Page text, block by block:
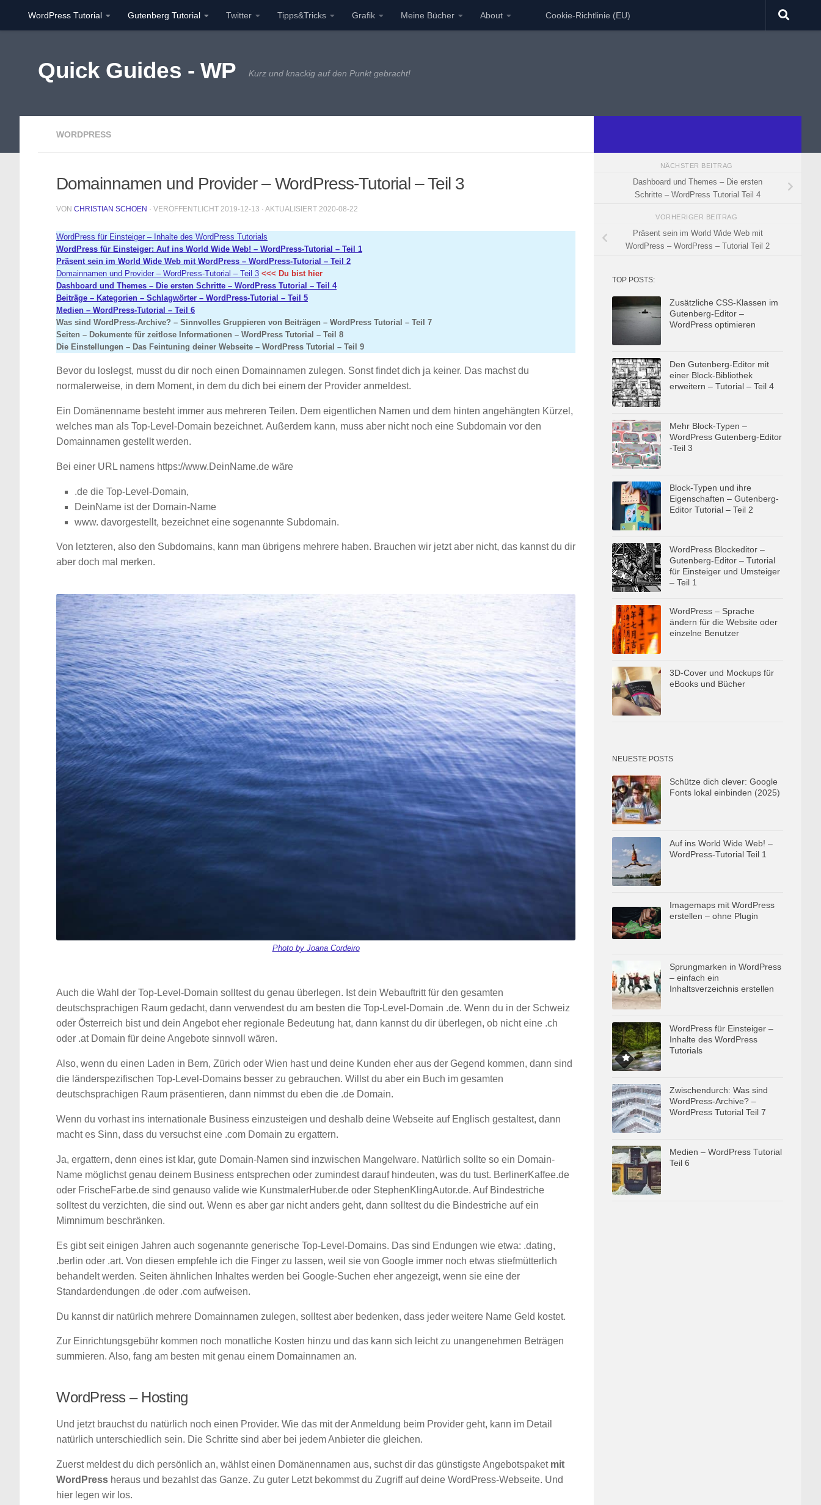
Unter dem Inhalt
WordPress Tutorial Gutenberg Tutorial Twitter Tipps&Tricks Grafik Meine Bücher About Cookie-Richtlinie (EU)
Quick Guides - WP Kurz und knackig auf den Punkt gebracht!
WORDPRESS
Domainnamen und Provider – WordPress-Tutorial – Teil 3
VON CHRISTIAN SCHOEN · VERÖFFENTLICHT 2019-12-13 · AKTUALISIERT 2020-08-22
WordPress für Einsteiger – Inhalte des WordPress Tutorials
WordPress für Einsteiger: Auf ins World Wide Web! – WordPress-Tutorial – Teil 1
Präsent sein im World Wide Web mit WordPress – WordPress-Tutorial – Teil 2
Domainnamen und Provider – WordPress-Tutorial – Teil 3 <<< Du bist hier
Dashboard und Themes – Die ersten Schritte – WordPress Tutorial – Teil 4
Beiträge – Kategorien – Schlagwörter – WordPress-Tutorial – Teil 5
Medien – WordPress-Tutorial – Teil 6
Was sind WordPress-Archive? – Sinnvolles Gruppieren von Beiträgen – WordPress Tutorial – Teil 7
Seiten – Dokumente für zeitlose Informationen – WordPress Tutorial – Teil 8
Die Einstellungen – Das Feintuning deiner Webseite – WordPress Tutorial – Teil 9
Bevor du loslegst, musst du dir noch einen Domainnamen zulegen. Sonst findet dich ja keiner. Das machst du
normalerweise, in dem Moment, in dem du dich bei einem der Provider anmeldest.
Ein Domänenname besteht immer aus mehreren Teilen. Dem eigentlichen Namen und dem hinten angehängten Kürzel,
welches man als Top-Level-Domain bezeichnet. Außerdem kann, muss aber nicht noch eine Subdomain vor den
Domainnamen gestellt werden.
Bei einer URL namens https://www.DeinName.de wäre
.de die Top-Level-Domain,
DeinName ist der Domain-Name
www. davorgestellt, bezeichnet eine sogenannte Subdomain.
Von letzteren, also den Subdomains, kann man übrigens mehrere haben. Brauchen wir jetzt aber nicht, das kannst du dir
aber doch mal merken.
Photo by Joana Cordeiro
Auch die Wahl der Top-Level-Domain solltest du genau überlegen. Ist dein Webauftritt für den gesamten
deutschsprachigen Raum gedacht, dann verwendest du am besten die Top-Level-Domain .de. Wenn du in der Schweiz
oder Österreich bist und dein Angebot eher regionale Bedeutung hat, dann kannst du dir überlegen, ob nicht eine .ch
oder .at Domain für deine Angebote sinnvoll wären.
Also, wenn du einen Laden in Bern, Zürich oder Wien hast und deine Kunden eher aus der Gegend kommen, dann sind
die länderspezifischen Top-Level-Domains besser zu gebrauchen. Willst du aber ein Buch im gesamten
deutschsprachigen Raum präsentieren, dann nimmst du eben die .de Domain.
Wenn du vorhast ins internationale Business einzusteigen und deshalb deine Webseite auf Englisch gestaltest, dann
macht es Sinn, dass du versuchst eine .com Domain zu ergattern.
Ja, ergattern, denn eines ist klar, gute Domain-Namen sind inzwischen Mangelware. Natürlich sollte so ein Domain-
Name möglichst genau deinem Business entsprechen oder zumindest darauf hindeuten, was du tust. BerlinerKaffee.de
oder FrischeFarbe.de sind genauso valide wie KunstmalerHuber.de oder StephenKlingAutor.de. Auf Bindestriche
solltest du verzichten, die sind out. Wenn es aber gar nicht anders geht, dann solltest du die Bindestriche auf ein
Mimnimum beschränken.
Es gibt seit einigen Jahren auch sogenannte generische Top-Level-Domains. Das sind Endungen wie etwa: .dating,
.berlin oder .art. Von diesen empfehle ich die Finger zu lassen, weil sie von Google immer noch etwas stiefmütterlich
behandelt werden. Seiten ähnlichen Inhaltes werden bei Google-Suchen eher angezeigt, wenn sie eine der
Standardendungen .de oder .com aufweisen.
Du kannst dir natürlich mehrere Domainnamen zulegen, solltest aber bedenken, dass jeder weitere Name Geld kostet.
Zur Einrichtungsgebühr kommen noch monatliche Kosten hinzu und das kann sich leicht zu unangenehmen Beträgen
summieren. Also, fang am besten mit genau einem Domainnamen an.
WordPress – Hosting
Und jetzt brauchst du natürlich noch einen Provider. Wie das mit der Anmeldung beim Provider geht, kann im Detail
natürlich unterschiedlich sein. Die Schritte sind aber bei jedem Anbieter die gleichen.
Zuerst meldest du dich persönlich an, wählst einen Domänennamen aus, suchst dir das günstigste Angebotspaket mit
WordPress heraus und bezahlst das Ganze. Zu guter Letzt bekommst du Zugriff auf deine WordPress-Webseite. Und
hier legen wir los.
NÄCHSTER BEITRAG
Dashboard und Themes – Die ersten
Schritte – WordPress Tutorial Teil 4
VORHERIGER BEITRAG
Präsent sein im World Wide Web mit
WordPress – WordPress – Tutorial Teil 2
TOP POSTS:
Zusätzliche CSS-Klassen im
Gutenberg-Editor –
WordPress optimieren
Den Gutenberg-Editor mit
einer Block-Bibliothek
erweitern – Tutorial – Teil 4
Mehr Block-Typen –
WordPress Gutenberg-Editor
-Teil 3
Block-Typen und ihre
Eigenschaften – Gutenberg-
Editor Tutorial – Teil 2
WordPress Blockeditor –
Gutenberg-Editor – Tutorial
für Einsteiger und Umsteiger
– Teil 1
WordPress – Sprache
ändern für die Website oder
einzelne Benutzer
3D-Cover und Mockups für
eBooks und Bücher
NEUESTE POSTS
Schütze dich clever: Google
Fonts lokal einbinden (2025)
Auf ins World Wide Web! –
WordPress-Tutorial Teil 1
Imagemaps mit WordPress
erstellen – ohne Plugin
Sprungmarken in WordPress
– einfach ein
Inhaltsverzeichnis erstellen
WordPress für Einsteiger –
Inhalte des WordPress
Tutorials
Zwischendurch: Was sind
WordPress-Archive? –
WordPress Tutorial Teil 7
Medien – WordPress Tutorial
Teil 6